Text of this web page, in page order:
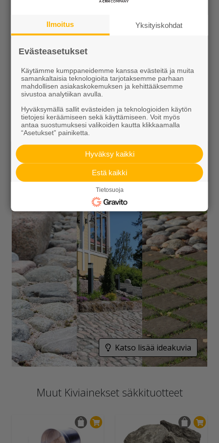
Seulanpääkivet ja somero ovat luonnossa
monen muotoisia. Kivet eivät ole valikoitu käsin,
luonnonkiviä. Seulanpääkiviä voidaan käyttää
sellaisenaan kiveysten ja muurien rakentamisessa.
Seulanpääkivet ja somero sopivat sokkeleiden
vieruksiin, luiskiin ja erilaisiin koristeaiheisiin. Kivet
toimitetaan sekä irtotonneina että suursäkeissä.
Yksi säkki riittää ladonnasta ja kivikoosta riippuen 4-
10 m²:lle. Lajitelma sisältää 3 kpl Ø 500-600 mm, 3
kpl Ø 400-500 mm ja 5 kpl Ø 300-400 mm kokoisia
kiviä.
Katso lisää ideakuvia
Muut Kiviainekset säkkituotteet
Ilmoitus Yksityiskohdat
Evästeasetukset
Käytämme kumppaneidemme kanssa evästeitä ja muita
samankaltaisia teknologioita tarjotaksemme parhaan
mahdollisen asiakaskokemuksen ja kehittääksemme
sivustoa analytiikan avulla.
Hyväksymällä sallit evästeiden ja teknologioiden käytön
tietojesi keräämiseen sekä käyttämiseen. Voit myös
antaa suostumuksesi valikoiden kautta klikkaamalla
“Asetukset” painiketta.
Hyväksy kaikki
Estä kaikki
Tietosuoja